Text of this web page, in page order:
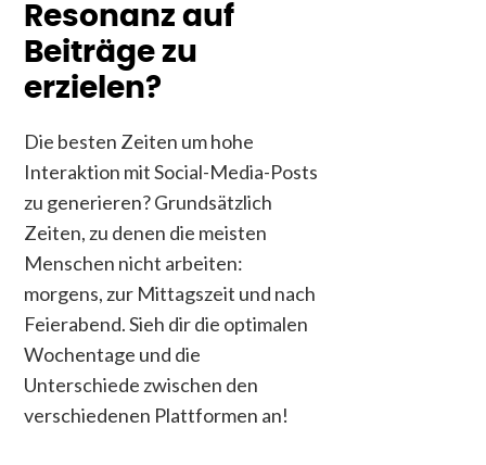
Resonanz auf
Beiträge zu
erzielen?
Die besten Zeiten um hohe
Interaktion mit Social-Media-Posts
zu generieren? Grundsätzlich
Zeiten, zu denen die meisten
Menschen nicht arbeiten:
morgens, zur Mittagszeit und nach
Feierabend. Sieh dir die optimalen
Wochentage und die
Unterschiede zwischen den
verschiedenen Plattformen an!